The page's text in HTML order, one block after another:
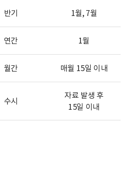
반기 1월, 7월
연간 1월
월간 매월 15일 이내
수시
자료 발생 후
15일 이내